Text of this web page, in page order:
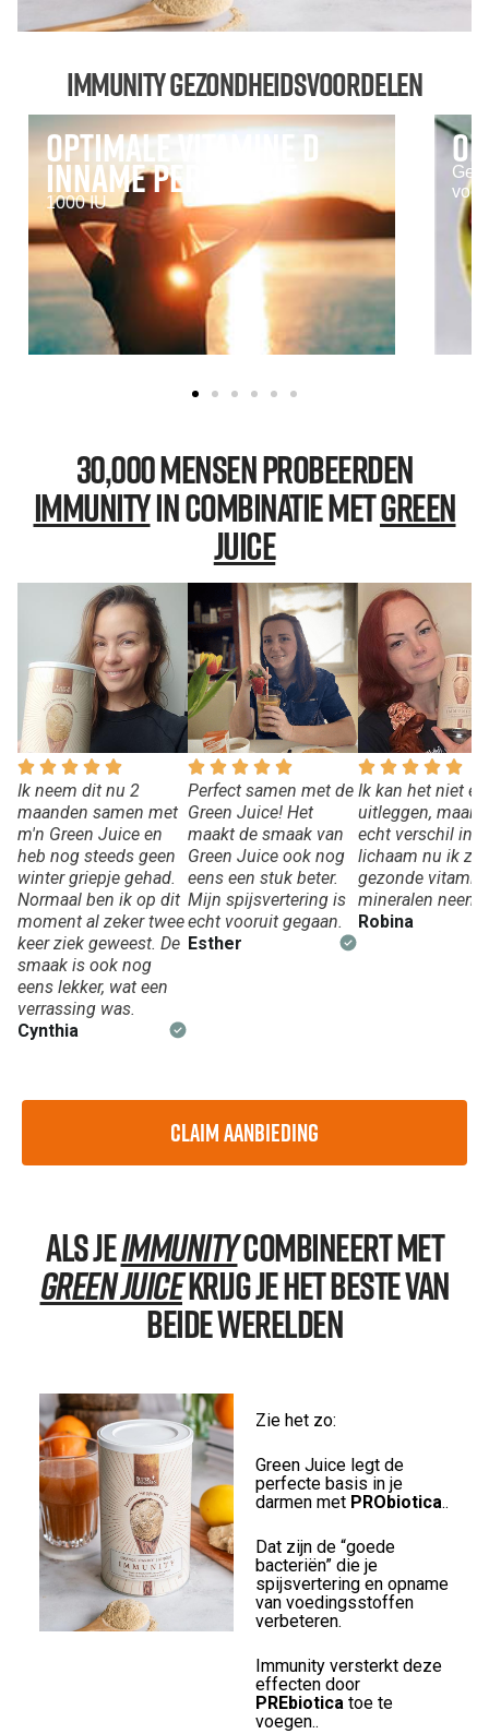
Immunity Gezondheidsvoordelen
Optimale Vitamine D
inname per portie
1000 IU
30,000 Mensen Probeerden
ImmunityIn Combinatie MetGreen
Juice
Ik neem dit nu 2
maanden samen met
m'n Green Juice en
heb nog steeds geen
winter griepje gehad.
Normaal ben ik op dit
moment al zeker twee
keer ziek geweest. De
smaak is ook nog
eens lekker, wat een
verrassing was.
Cynthia
Perfect samen met de
Green Juice! Het
maakt de smaak van
Green Juice ook nog
eens een stuk beter.
Mijn spijsvertering is
echt vooruit gegaan.
Esther
Ik kan het niet
uitleggen, maar
echt verschil in
lichaam nu ik
gezonde
mineralen neem.
Robina
Claim Aanbieding
Als jeImmunitycombineert met
Green Juicekrijg je het beste van
beide werelden
Zie het zo:
Green Juice legt de
perfecte basis in je
darmen met PRObiotica..
Dat zijn de “goede
bacteriën” die je
spijsvertering en opname
van voedingsstoffen
verbeteren.
Immunity versterkt deze
effecten door
PREbiotica toe te
voegen..